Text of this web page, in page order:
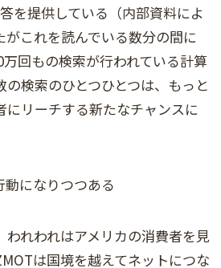
を提供している（内部資料によ
がこれを読んでいる数分の間に
回もの検索が行われている計算
検索のひとつひとつは、もっと
にリーチする新たなチャンスに
になりつつある
れわれはアメリカの消費者を見
は国境を越えてネットにつな